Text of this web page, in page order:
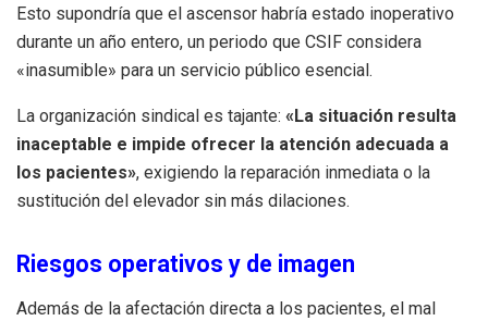
Esto supondría que el ascensor habría estado inoperativo
durante un año entero, un periodo que CSIF considera
«inasumible» para un servicio público esencial.
La organización sindical es tajante: «La situación resulta
inaceptable e impide ofrecer la atención adecuada a
los pacientes», exigiendo la reparación inmediata o la
sustitución del elevador sin más dilaciones.
Riesgos operativos y de imagen
Además de la afectación directa a los pacientes, el mal